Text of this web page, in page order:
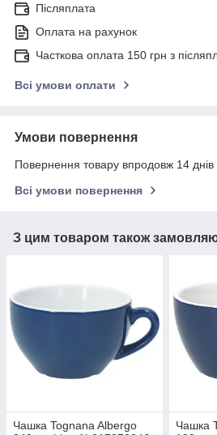
Післяплата
Оплата на рахунок
Часткова оплата 150 грн з
Всі умови оплати
Умови повернення
Повернення товару впродовж 14 днів
Всі умови повернення
З цим товаром також
Чашка Tognana Albergo
Чашка